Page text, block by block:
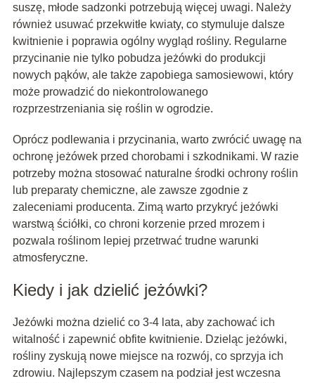
suszę, młode sadzonki potrzebują więcej uwagi. Należy
również usuwać przekwitłe kwiaty, co stymuluje dalsze
kwitnienie i poprawia ogólny wygląd rośliny. Regularne
przycinanie nie tylko pobudza jeżówki do produkcji
nowych pąków, ale także zapobiega samosiewowi, który
może prowadzić do niekontrolowanego
rozprzestrzeniania się roślin w ogrodzie.
Oprócz podlewania i przycinania, warto zwrócić uwagę na
ochronę jeżówek przed chorobami i szkodnikami. W razie
potrzeby można stosować naturalne środki ochrony roślin
lub preparaty chemiczne, ale zawsze zgodnie z
zaleceniami producenta. Zimą warto przykryć jeżówki
warstwą ściółki, co chroni korzenie przed mrozem i
pozwala roślinom lepiej przetrwać trudne warunki
atmosferyczne.
Kiedy i jak dzielić jeżówki?
Jeżówki można dzielić co 3-4 lata, aby zachować ich
witalność i zapewnić obfite kwitnienie. Dzieląc jeżówki,
rośliny zyskują nowe miejsce na rozwój, co sprzyja ich
zdrowiu. Najlepszym czasem na podział jest wczesna